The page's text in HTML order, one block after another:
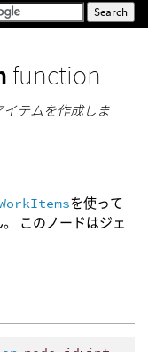
function
テムを作成しま
を使って
このノードはジェ